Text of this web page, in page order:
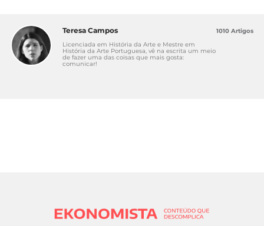
Teresa Campos
Licenciada em História da Arte e Mestre em
História da Arte Portuguesa, vê na escrita um meio
de fazer uma das coisas que mais gosta:
comunicar!
1010 Artigos